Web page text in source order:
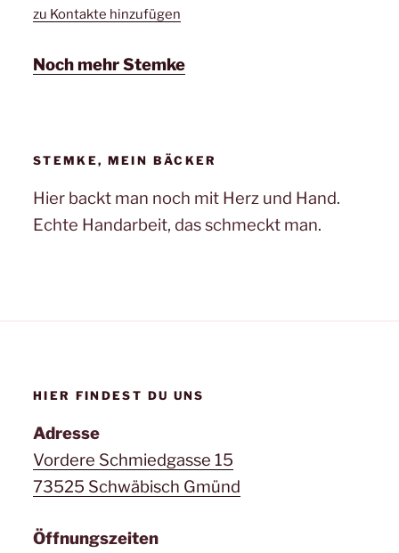
zu Kontakte hinzufügen
Noch mehr Stemke
STEMKE, MEIN BÄCKER
Hier backt man noch mit Herz und Hand.
Echte Handarbeit, das schmeckt man.
HIER FINDEST DU UNS
Adresse
Vordere Schmiedgasse 15
73525 Schwäbisch Gmünd
Öffnungszeiten